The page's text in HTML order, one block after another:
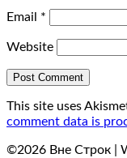
Email *
Website
This site uses
comment data is
©2026 Вне Строк |